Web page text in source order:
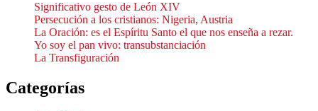
Significativo gesto de León XIV
Persecución a los cristianos: Nigeria, Austria
La Oración: es el Espíritu Santo el que nos enseña a rezar.
Yo soy el pan vivo: transubstanciación
La Transfiguración
Categorías